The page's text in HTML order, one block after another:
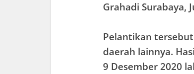
Grahadi Surabaya,
Pelantikan
daerah lainnya.
9 Desember 2020